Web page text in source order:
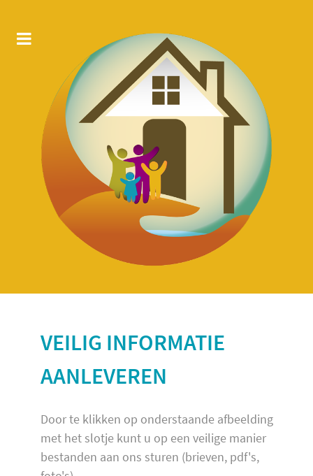
VEILIG INFORMATIE
AANLEVEREN
Door te klikken op onderstaande afbeelding
met het slotje kunt u op een veilige manier
bestanden aan ons sturen (brieven, pdf's,